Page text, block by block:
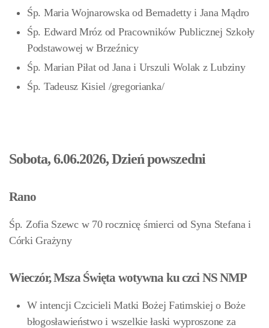
Śp. Maria Wojnarowska od Bernadetty i Jana Mądro
Śp. Edward Mróz od Pracowników Publicznej Szkoły
Podstawowej w Brzeźnicy
Śp. Marian Piłat od Jana i Urszuli Wolak z Lubziny
Śp. Tadeusz Kisiel /gregorianka/
Sobota, 6.06.2026, Dzień powszedni
Rano
Śp. Zofia Szewc w 70 rocznicę śmierci od Syna Stefana i
Córki Grażyny
Wieczór, Msza Święta wotywna ku czci NS NMP
W intencji Czcicieli Matki Bożej Fatimskiej o Boże
błogosławieństwo i wszelkie łaski wyproszone za